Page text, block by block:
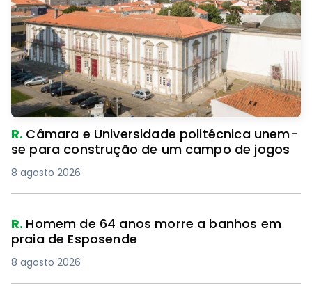
R. Câmara e Universidade politécnica unem-
se para construção de um campo de jogos
8 agosto 2026
R. Homem de 64 anos morre a banhos em
praia de Esposende
8 agosto 2026